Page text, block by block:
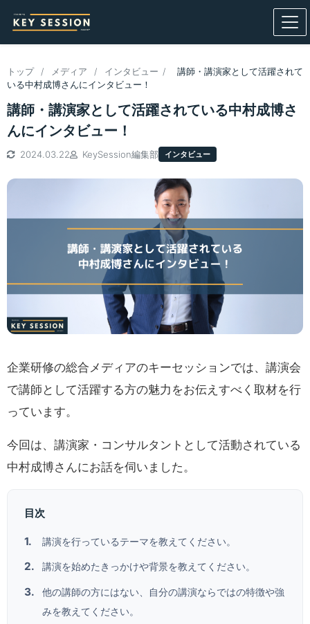
トップ / メディア / インタビュー /
講師・講演家として活躍されて
いる中村成博さんにインタビュー！
講師・講演家として活躍されている中村成博さ
んにインタビュー！
2024.03.22 KeySession編集部 インタビュー
企業研修の総合メディアのキーセッションでは、講演会
で講師として活躍する方の魅力をお伝えすべく取材を行
っています。
今回は、講演家・コンサルタントとして活動されている
中村成博さんにお話を伺いました。
目次
講演を行っているテーマを教えてください。
講演を始めたきっかけや背景を教えてください。
他の講師の方にはない、自分の講演ならではの特徴や強
みを教えてください。